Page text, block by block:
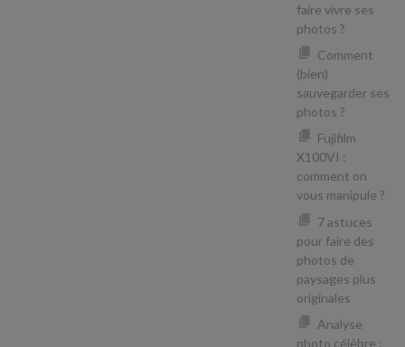
faire vivre ses
photos ?
Comment
(bien)
sauvegarder ses
photos ?
Fujifilm
X100VI :
comment on
vous manipule ?
7 astuces
pour faire des
photos de
paysages plus
originales
Analyse
photo célèbre :